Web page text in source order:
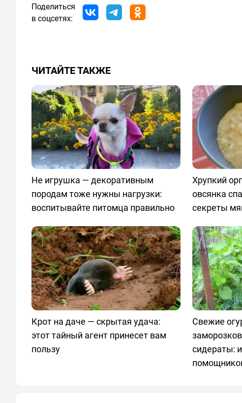
Поделиться
в соцсетях:
ЧИТАЙТЕ ТАКЖЕ
Не игрушка — декоративным
породам тоже нужны нагрузки:
воспитывайте питомца правильно
Хрупкий
овсянка
секреты
Крот на даче — скрытая удача:
этот тайный агент принесет вам
пользу
Свежие
сидераты: